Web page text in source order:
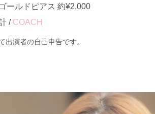
ールドピアス 約¥2,000
/ COACH
演者の自己申告です。